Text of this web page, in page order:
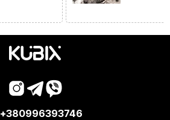
+380996393746